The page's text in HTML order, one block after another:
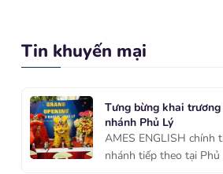
Tin khuyến mại
Tưng bừng khai trương
nhánh Phủ Lý
AMES ENGLISH chính
nhánh tiếp theo tại Phủ